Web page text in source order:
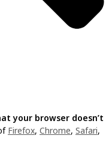
your browser doesn’t
Firefox, Chrome, Safari,